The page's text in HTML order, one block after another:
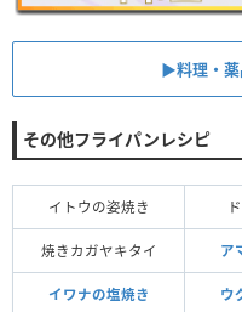
▶料理・薬
その他フライパンレシピ
イトウの姿焼き
焼きカガヤキタイ ア
イワナの塩焼き ウ